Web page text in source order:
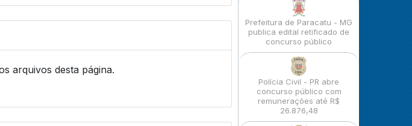
arquivos desta página.
Prefeitura de Paracatu - MG
publica edital retificado de
concurso público
Polícia Civil - PR abre
concurso público com
remunerações até R$
26.876,48